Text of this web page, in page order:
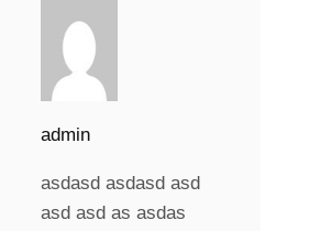
admin
asdasd asdasd asd
asd asd as asdas